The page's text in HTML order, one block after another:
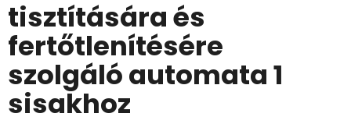
tisztítására és
fertőtlenítésére
szolgáló automata 1
sisakhoz